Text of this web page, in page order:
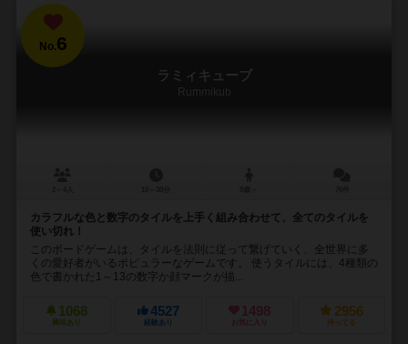
No.6
ラミィキューブ
Rummikub
カラフルな色と数字のタイルを上手く組み合わせて、全てのタイルを
使い切れ！
このボードゲームは、タイルを法則に従って繋げていく、全世界に多
くの愛好者がいるポピュラーなゲームです。 使うタイルには、4種類の
色で書かれた1～13の数字か顔マークが描...
1068
興味あり
4527
経験あり
1498
お気に入り
2956
持ってる